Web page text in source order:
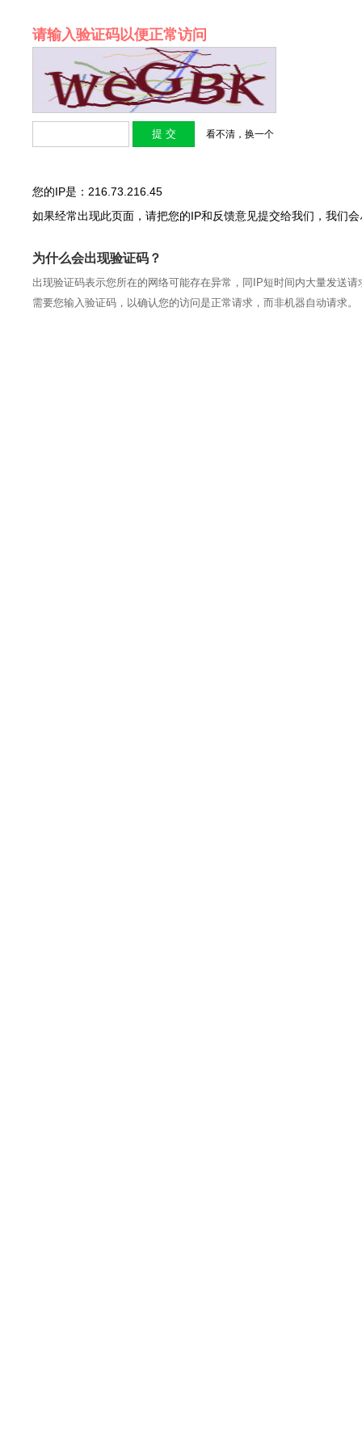
请输入验证码以便正常访问
看不清，换一个
您的IP是：216.73.216.45
如果经常出现此页面，请把您的IP和反馈意见提交给我们，我们
为什么会出现验证码？
出现验证码表示您所在的网络可能存在异常，同IP短时间内大量发送
需要您输入验证码，以确认您的访问是正常请求，而非机器自动请求。